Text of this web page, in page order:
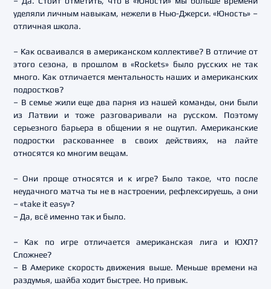
уделяли личным навыкам, нежели в Нью-Джерси. «Юность» –
отличная школа.
– Как осваивался в американском коллективе? В отличие от
этого сезона, в прошлом в «Rockets» было русских не так
много. Как отличается ментальность наших и американских
подростков?
– В семье жили еще два парня из нашей команды, они были
из Латвии и тоже разговаривали на русском. Поэтому
серьезного барьера в общении я не ощутил. Американские
подростки раскованнее в своих действиях, на лайте
относятся ко многим вещам.
– Они проще относятся и к игре? Было такое, что после
неудачного матча ты не в настроении, рефлексируешь, а они
– «take it easy»?
– Да, всё именно так и было.
– Как по игре отличается американская лига и ЮХЛ?
Сложнее?
– В Америке скорость движения выше. Меньше времени на
раздумья, шайба ходит быстрее. Но привык.